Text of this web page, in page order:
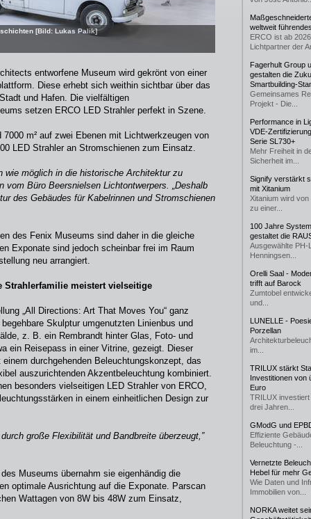
[Bild: Lukas Palik]
entworfene Museum wird gekrönt von einer
Diese erhebt sich weithin sichtbar über das
und Hafen. Die vielfältigen
setzen ERCO LED Strahler perfekt in Szene.
m² auf zwei Ebenen mit Lichtwerkzeugen von
LED Strahler an Stromschienen zum Einsatz.
wie möglich in die historische Architektur zu
vom Büro Beersnielsen Lichtontwerpers. „Deshalb
des Gebäudes für Kabelrinnen und Stromschienen
des Fenix Museums sind daher in die gleiche
Exponate sind jedoch scheinbar frei im Raum
neu arrangiert.
Strahlerfamilie meistert vielseitige
„All Directions: Art That Moves You“ ganz
Skulptur umgenutzten Linienbus und
z. B. ein Rembrandt hinter Glas, Foto- und
ein Reisepass in einer Vitrine, gezeigt. Dieser
durchgehenden Beleuchtungskonzept, das
auszurichtenden Akzentbeleuchtung kombiniert.
besonders vielseitigen LED Strahler von ERCO,
in einem einheitlichen Design zur
große Flexibilität und Bandbreite überzeugt,”
Museums übernahm sie eigenhändig die
optimale Ausrichtung auf die Exponate. Parscan
Wattagen von 8W bis 48W zum Einsatz,
weltweit
ERCO ist ab
Lichtpartner der
Fagerhult Group
gestalten die
Smartbuilding-
Gemeinsames
Projekt - Die...
Performance in
VDE-
Serie SL730+
Mehr Freiheit in
Sicherheit im...
Signify verstärkt
mit Xitanium
Xitanium wird
zu einer...
100 Jahre
gestaltet die
Ausgewählte PH-
Henningsen...
Orelli Saal -
trifft auf Barock
Zumtobel
und...
LUNELLE -
Porzellan
im...
TRILUX stärkt
Investitionen von
Euro
TRILUX
drei Jahren...
GModG und
Effiziente
Beleuchtung -...
Vernetzte
Hebel für mehr
Wie Daten und
Immobilien von...
NORKA weitet